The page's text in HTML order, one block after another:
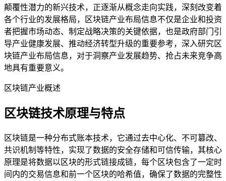
颠覆性潜力的新兴技术，正逐渐从概念走向实践，深刻改变着
各个行业的发展格局，区块链产业布局信息不仅是企业和投资
者把握市场动态、制定战略决策的关键依据，也是政府部门引
导产业健康发展、推动经济转型升级的重要参考，深入研究区
块链产业布局信息，对于洞察产业发展趋势、抢占未来竞争高
地具有重要意义。
区块链产业概述
区块链技术原理与特点
区块链是一种分布式账本技术，它通过去中心化、不可篡改、
共识机制等特性，实现了数据的安全存储和可信传输，其核心
原理是将数据以区块的形式链接成链，每个区块包含了一定时
间内的交易信息和前一个区块的哈希值，确保了数据的完整性